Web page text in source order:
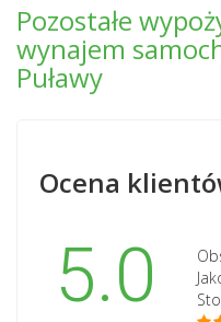
Pozostałe
wynajem
Puławy
Ocena
5.0